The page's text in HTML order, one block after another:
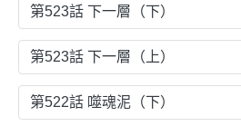
第523話 下一層（下）
第523話 下一層（上）
第522話 噬魂泥（下）